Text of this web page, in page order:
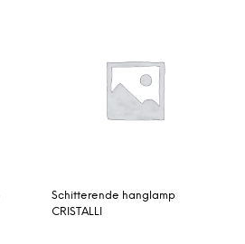
Schitterende hanglamp
CRISTALLI